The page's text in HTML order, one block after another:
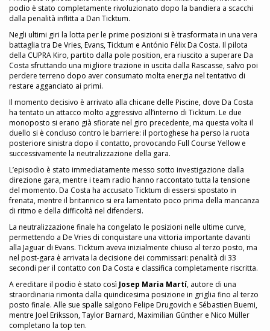
podio è stato completamente rivoluzionato dopo la bandiera a scacchi
dalla penalità inflitta a Dan Ticktum.
Negli ultimi giri la lotta per le prime posizioni si è trasformata in una vera
battaglia tra De Vries, Evans, Ticktum e António Félix Da Costa. Il pilota
della CUPRA Kiro, partito dalla pole position, era riuscito a superare Da
Costa sfruttando una migliore trazione in uscita dalla Rascasse, salvo poi
perdere terreno dopo aver consumato molta energia nel tentativo di
restare agganciato ai primi.
Il momento decisivo è arrivato alla chicane delle Piscine, dove Da Costa
ha tentato un attacco molto aggressivo all’interno di Ticktum. Le due
monoposto si erano già sfiorate nel giro precedente, ma questa volta il
duello si è concluso contro le barriere: il portoghese ha perso la ruota
posteriore sinistra dopo il contatto, provocando Full Course Yellow e
successivamente la neutralizzazione della gara.
L’episodio è stato immediatamente messo sotto investigazione dalla
direzione gara, mentre i team radio hanno raccontato tutta la tensione
del momento. Da Costa ha accusato Ticktum di essersi spostato in
frenata, mentre il britannico si era lamentato poco prima della mancanza
di ritmo e della difficoltà nel difendersi.
La neutralizzazione finale ha congelato le posizioni nelle ultime curve,
permettendo a De Vries di conquistare una vittoria importante davanti
alla Jaguar di Evans. Ticktum aveva inizialmente chiuso al terzo posto, ma
nel post-gara è arrivata la decisione dei commissari: penalità di 33
secondi per il contatto con Da Costa e classifica completamente riscritta.
A ereditare il podio è stato così Josep Maria Martí, autore di una
straordinaria rimonta dalla quindicesima posizione in griglia fino al terzo
posto finale. Alle sue spalle salgono Felipe Drugovich e Sébastien Buemi,
mentre Joel Eriksson, Taylor Barnard, Maximilian Günther e Nico Müller
completano la top ten.